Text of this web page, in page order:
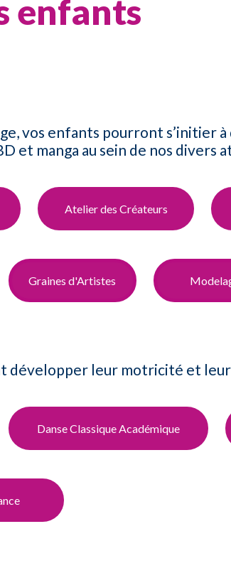
enfants
vos enfants pourront s’initier
et manga au sein de nos divers
Atelier des Créateurs​
Graines d'Artistes
développer leur motricité et leur
Danse Classique Académique